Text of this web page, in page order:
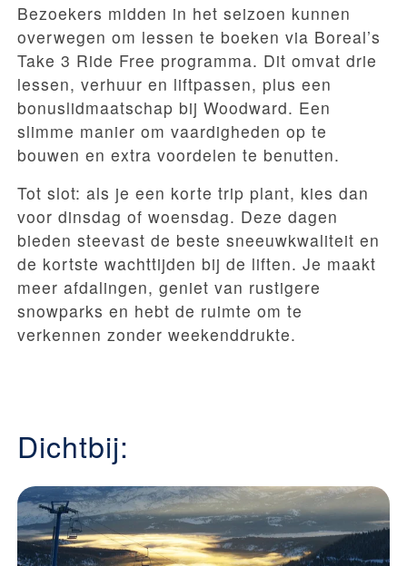
Bezoekers midden in het seizoen kunnen
overwegen om lessen te boeken via Boreal’s
Take 3 Ride Free programma. Dit omvat drie
lessen, verhuur en liftpassen, plus een
bonuslidmaatschap bij Woodward. Een
slimme manier om vaardigheden op te
bouwen en extra voordelen te benutten.
Tot slot: als je een korte trip plant, kies dan
voor dinsdag of woensdag. Deze dagen
bieden steevast de beste sneeuwkwaliteit en
de kortste wachttijden bij de liften. Je maakt
meer afdalingen, geniet van rustigere
snowparks en hebt de ruimte om te
verkennen zonder weekenddrukte.
Dichtbij: